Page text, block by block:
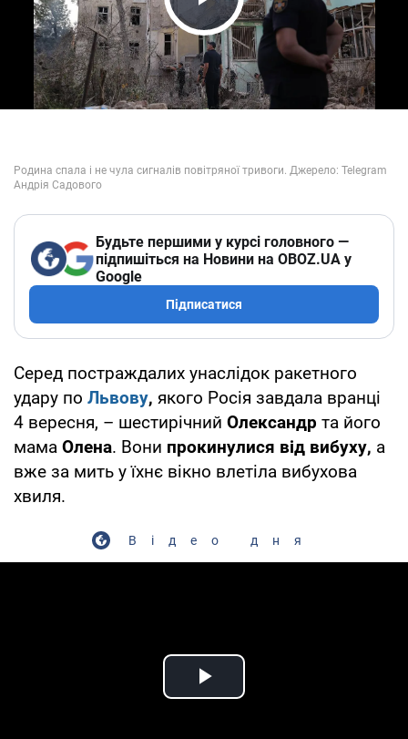
Play Video
Будьте першими у курсі головного —
підпишіться на Новини на OBOZ.UA у
Google
Підписатися
Серед постраждалих унаслідок ракетного
удару по Львову, якого Росія завдала вранці
4 вересня, – шестирічний Олександр та його
мама Олена. Вони прокинулися від вибуху, а
вже за мить у їхнє вікно влетіла вибухова
хвиля.
Відео дня
Play Video